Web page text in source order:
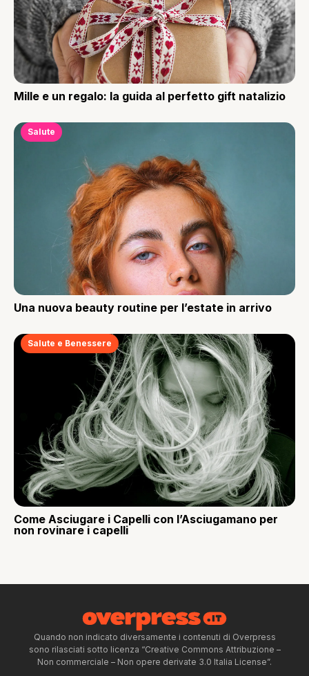
Mille e un regalo: la guida al perfetto gift natalizio
Salute
Una nuova beauty routine per l’estate in arrivo
Salute e Benessere
Come Asciugare i Capelli con l’Asciugamano per
non rovinare i capelli
Quando non indicato diversamente i contenuti di Overpress
sono rilasciati sotto licenza “Creative Commons Attribuzione –
Non commerciale – Non opere derivate 3.0 Italia License”.